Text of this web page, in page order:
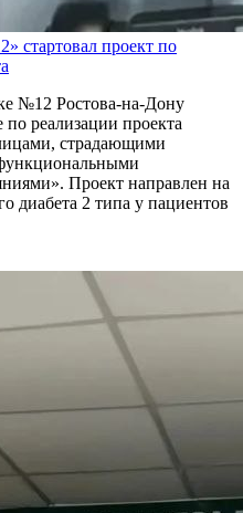
стартовал проект по
№12 Ростова-на-Дону
по реализации проекта
страдающими
Проект направлен на
диабета 2 типа у пациентов